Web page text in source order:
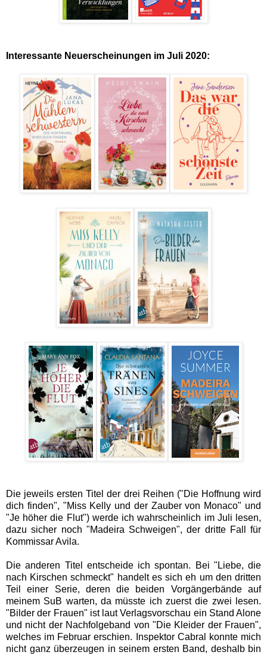
Interessante Neuerscheinungen im Juli 2020:
Die jeweils ersten Titel der drei Reihen ("Die Hoffnung wird
dich finden", "Miss Kelly und der Zauber von Monaco" und
"Je höher die Flut") werde ich wahrscheinlich im Juli lesen,
dazu sicher noch "Madeira Schweigen", der dritte Fall für
Kommissar Avila.
Die anderen Titel entscheide ich spontan. Bei "Liebe, die
nach Kirschen schmeckt" handelt es sich eh um den dritten
Teil einer Serie, deren die beiden Vorgängerbände auf
meinem SuB warten, da müsste ich zuerst die zwei lesen.
"Bilder der Frauen" ist laut Verlagsvorschau ein Stand Alone
und nicht der Nachfolgeband von "Die Kleider der Frauen",
welches im Februar erschien. Inspektor Cabral konnte mich
nicht ganz überzeugen in seinem ersten Band, deshalb bin